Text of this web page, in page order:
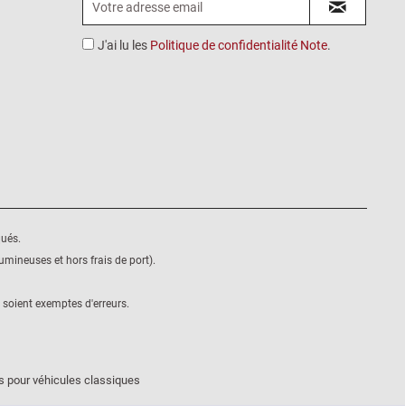
J'ai lu les Politique de confidentialité Note.
et hors frais de port).
exemptes d'erreurs.
pour véhicules classiques